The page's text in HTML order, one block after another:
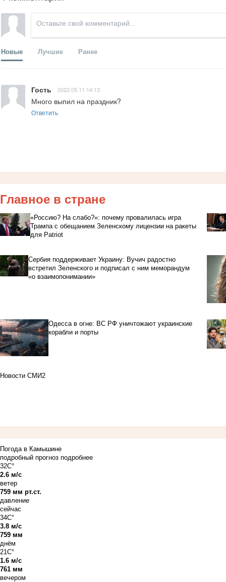
Новые Лучшие Ранее
Гость 2022.05.11 14:13
Много выпил на праздник?
Ответить
Главное в стране
«Россию? На слабо?»: почему провалилась игра
Трампа с обещанием Зеленскому лицензии на ракеты
для Patriot
Сербия поддерживает Украину: Вучич радостно
встретил Зеленского и подписал с ним меморандум
«о взаимопонимании»
Одесса в огне: ВС РФ уничтожают украинские
корабли и порты
Новости СМИ2
Погода в Камышине
подробный прогноз подробнее
32C°
2.6 м/с
ветер
759 мм рт.ст.
давление
сейчас
34C°
3.8 м/с
759 мм
днём
21C°
1.6 м/с
761 мм
вечером